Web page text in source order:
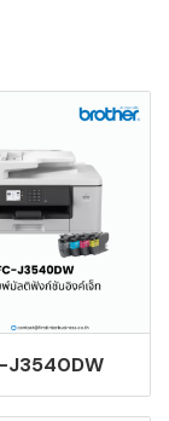
J3540DW